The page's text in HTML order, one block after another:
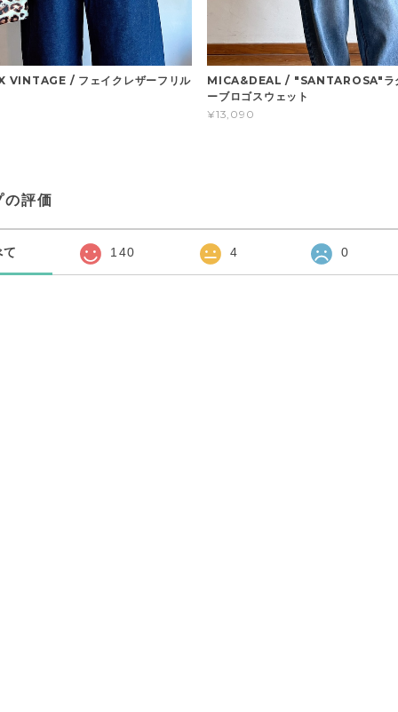
VINTAGE / フェイクレザーフリル
MICA&DEAL / "SANTAROSA"ラ
ーブロゴスウェット
¥13,090
の評価
140 4 0